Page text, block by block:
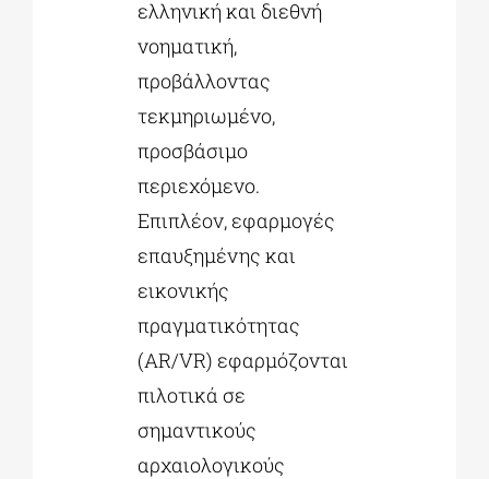
ελληνική και διεθνή
νοηματική,
προβάλλοντας
τεκμηριωμένο,
προσβάσιμο
περιεχόμενο.
Επιπλέον, εφαρμογές
επαυξημένης και
εικονικής
πραγματικότητας
(AR/VR) εφαρμόζονται
πιλοτικά σε
σημαντικούς
αρχαιολογικούς